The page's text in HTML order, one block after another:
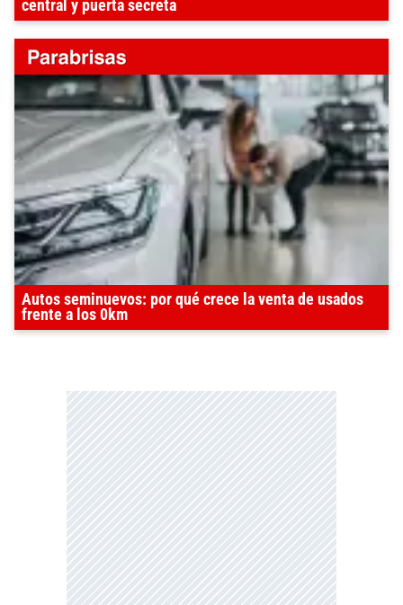
central y puerta secreta
Autos seminuevos: por qué crece la venta de usados
frente a los 0km